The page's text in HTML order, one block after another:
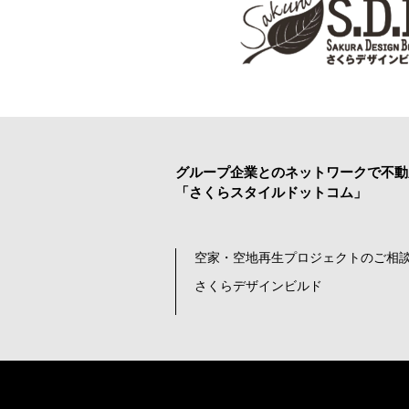
グループ企業とのネットワークで不
「さくらスタイルドットコム」
空家・空地再生プロジェクトのご相
さくらデザインビルド